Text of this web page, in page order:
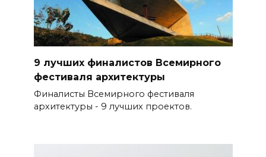
9 лучших финалистов Всемирного
фестиваля архитектуры
Финалисты Всемирного фестиваля
архитектуры - 9 лучших проектов.